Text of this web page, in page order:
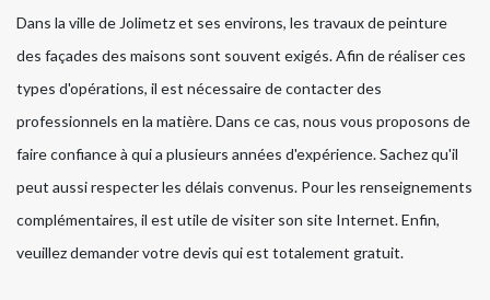
Dans la ville de Jolimetz et ses environs, les travaux de peinture
des façades des maisons sont souvent exigés. Afin de réaliser ces
types d'opérations, il est nécessaire de contacter des
professionnels en la matière. Dans ce cas, nous vous proposons de
faire confiance à qui a plusieurs années d'expérience. Sachez qu'il
peut aussi respecter les délais convenus. Pour les renseignements
complémentaires, il est utile de visiter son site Internet. Enfin,
veuillez demander votre devis qui est totalement gratuit.